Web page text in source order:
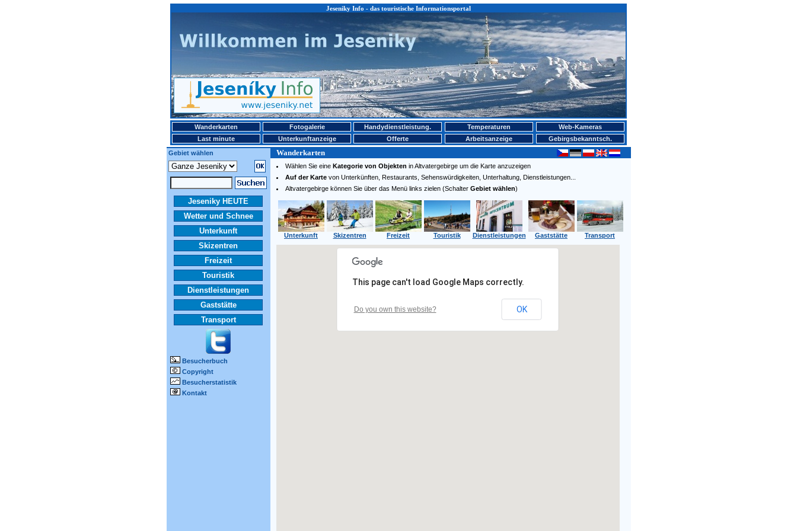
Jeseniky Info - das touristische Informationsportal
Wanderkarten Fotogalerie Handydienstleistung. Temperaturen
Web-Kameras
Last minute
Unterkunftanzeige Offerte Arbeitsanzeige
Gebirgsbekanntsch.
Gebiet wählen
Wanderkarten
Jeseniky HEUTE
Wetter und Schnee
Unterkunft
Skizentren
Freizeit
Touristik
Dienstleistungen
Gaststätte
Transport
Besucherbuch
Copyright
Besucherstatistik
Kontakt
Wählen Sie eine Kategorie von Objekten in Altvatergebirge um die Karte anzuzeigen
Auf der Kartevon Unterkünften, Restaurants, Sehenswürdigkeiten, Unterhaltung, Dienstleistungen...
Altvatergebirge können Sie über das Menü links zielen (Schalter Gebiet wählen)
Unterkunft Skizentren Freizeit Touristik Dienstleistungen Gaststätte Transport
This page can't load Google Maps correctly.
Do you own this website? OK